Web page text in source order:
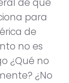
de que
para
de
no es
¿Qué no
¿No